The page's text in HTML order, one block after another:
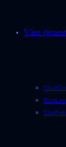
Våre
NiceLaw